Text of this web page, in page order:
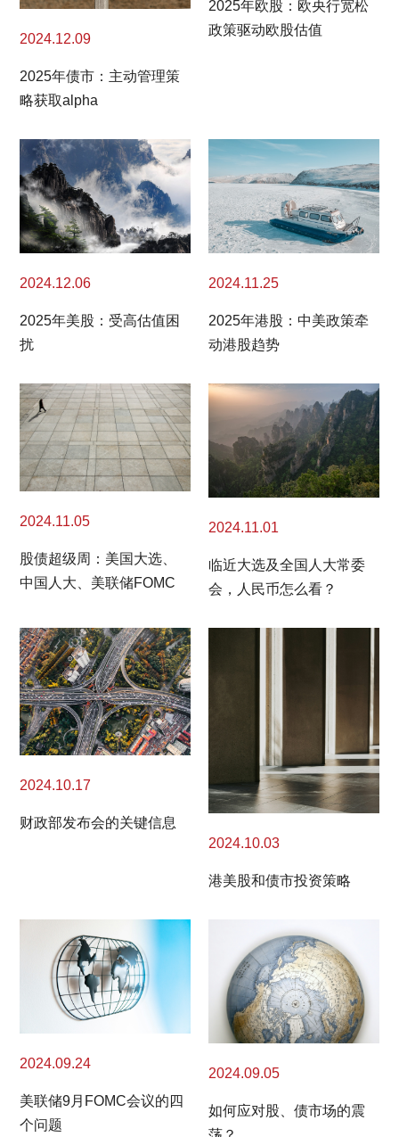
2024.12.09
2025年债市：主动管理策
略获取alpha
2025年欧股：欧央行宽松
政策驱动欧股估值
2024.12.06
2025年美股：受高估值困
扰
2024.11.25
2025年港股：中美政策牵
动港股趋势
2024.11.05
股债超级周：美国大选、
中国人大、美联储FOMC
2024.11.01
临近大选及全国人大常委
会，人民币怎么看？
2024.10.17
财政部发布会的关键信息
2024.10.03
港美股和债市投资策略
2024.09.24
美联储9月FOMC会议的四
个问题
2024.09.05
如何应对股、债市场的震